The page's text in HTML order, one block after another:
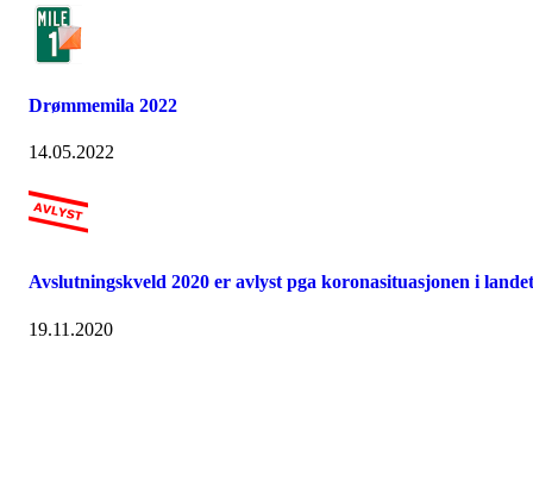
Drømmemila 2022
14.05.2022
Avslutningskveld 2020 er avlyst pga koronasituasjonen i landet
19.11.2020